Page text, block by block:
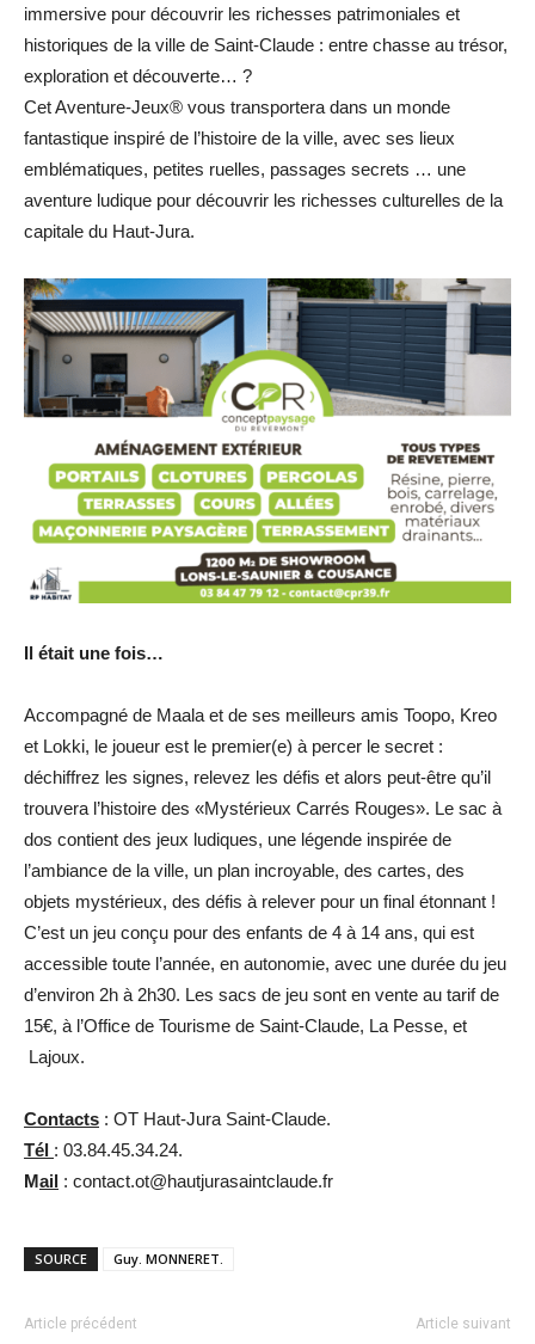
immersive pour découvrir les richesses patrimoniales et
historiques de la ville de Saint-Claude : entre chasse au trésor,
exploration et découverte… ?
Cet Aventure-Jeux® vous transportera dans un monde
fantastique inspiré de l’histoire de la ville, avec ses lieux
emblématiques, petites ruelles, passages secrets … une
aventure ludique pour découvrir les richesses culturelles de la
capitale du Haut-Jura.
Il était une fois…
Accompagné de Maala et de ses meilleurs amis Toopo, Kreo
et Lokki, le joueur est le premier(e) à percer le secret :
déchiffrez les signes, relevez les défis et alors peut-être qu’il
trouvera l’histoire des «Mystérieux Carrés Rouges». Le sac à
dos contient des jeux ludiques, une légende inspirée de
l’ambiance de la ville, un plan incroyable, des cartes, des
objets mystérieux, des défis à relever pour un final étonnant !
C’est un jeu conçu pour des enfants de 4 à 14 ans, qui est
accessible toute l’année, en autonomie, avec une durée du jeu
d’environ 2h à 2h30. Les sacs de jeu sont en vente au tarif de
15€, à l’Office de Tourisme de Saint-Claude, La Pesse, et
Lajoux.
Contacts : OT Haut-Jura Saint-Claude.
Tél : 03.84.45.34.24.
Mail : contact.ot@hautjurasaintclaude.fr
SOURCE Guy. MONNERET.
Article précédent Article suivant